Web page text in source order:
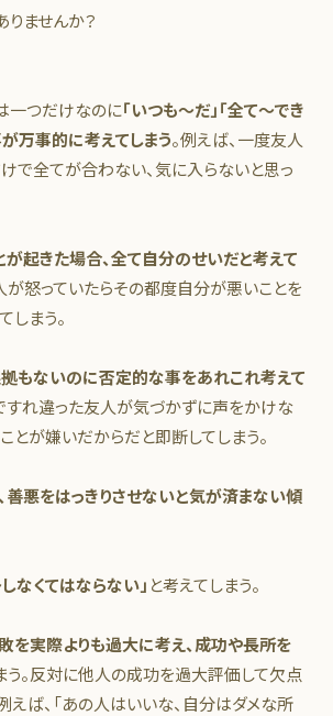
りませんか？
一つだけなのに「いつも～だ」「全て～でき
万事的に考えてしまう。例えば、一度友人
で全てが合わない、気に入らないと思っ
が起きた場合、全て自分のせいだと考えて
が怒っていたらその都度自分が悪いことを
しまう。
もないのに否定的な事をあれこれ考えて
すれ違った友人が気づかずに声をかけな
とが嫌いだからだと即断してしまう。
善悪をはっきりさせないと気が済まない傾
しなくてはならない」 と考えてしまう。
を実際よりも過大に考え、成功や長所を
う。反対に他人の成功を過大評価して欠点
えば、「あの人はいいな、自分はダメな所